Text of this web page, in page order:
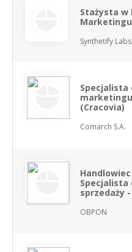
Stażysta w
Marketingu
Synthetify
Specjalista
(Cracovia)
Comarch S.A.
Specjalista
sprzedaży
OBPON